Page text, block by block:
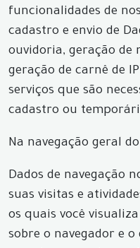
funcionalidades de
cadastro e envio de
ouvidoria, geração de
geração de carnê de
serviços que são
cadastro ou
Na navegação geral
Dados de navegação
suas visitas e
os quais você
sobre o navegador e